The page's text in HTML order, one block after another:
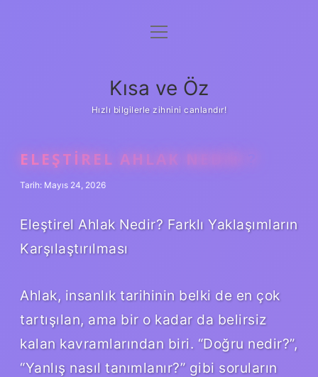
Anasayfa
Yasal Uyarı
menüyü
Kısa ve Öz
Hızlı bilgilerle zihnini canlandır!
ELEŞTIREL AHLAK NEDIR ?
Tarih: Mayıs 24, 2026
Eleştirel Ahlak Nedir? Farklı Yaklaşımların
Karşılaştırılması
Ahlak, insanlık tarihinin belki de en çok
tartışılan, ama bir o kadar da belirsiz
kalan kavramlarından biri. “Doğru nedir?”,
“Yanlış nasıl tanımlanır?” gibi soruların